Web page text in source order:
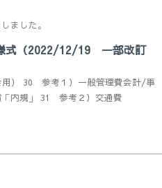
ました。
（2022/12/19 一部改訂
） 30 参考１）一般管理費会計/事
内規」 31 参考２）交通費